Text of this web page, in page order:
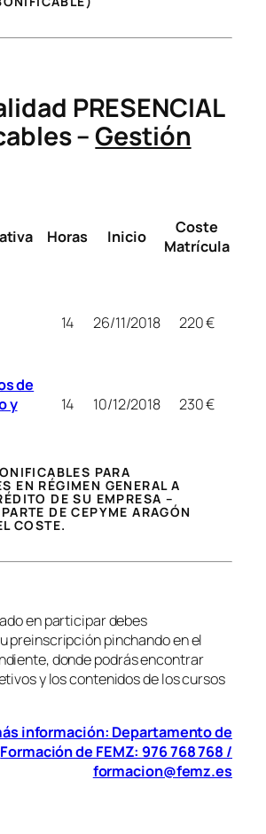
PRESENCIAL
–Gestión
Horas Inicio
Coste
Matrícula
14 26/11/2018 220 €
de
y
14 10/12/2018 230 €
PARA
EN RÉGIMEN GENERAL A
DE SU EMPRESA –
DE CEPYME ARAGÓN
COSTE.
en participar debes
preinscripción pinchando en el
donde podrás encontrar
y los contenidos de los cursos
información: Departamento de
Formación de FEMZ: 976 768 768 /
formacion@femz.es